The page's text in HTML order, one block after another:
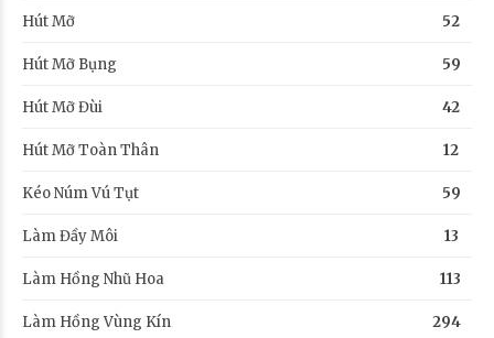
Hút Mỡ 52
Hút Mỡ Bụng 59
Hút Mỡ Đùi 42
Hút Mỡ Toàn Thân 12
Kéo Núm Vú Tụt 59
Làm Đầy Môi 13
Làm Hồng Nhũ Hoa 113
Làm Hồng Vùng Kín 294